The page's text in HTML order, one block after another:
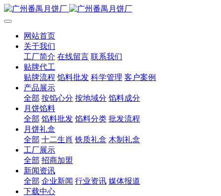
网站首页
关于我们
工厂简介 在线留言 联系我们
贴牌代工
贴牌流程 馅料批发 科学管理 客户案例
产品展示
全部 按馅心分 按地域分 馅料成分
月饼馅料
全部 馅料批发 馅料分类 批发流程
月饼礼盒
全部 十二生肖 铁质礼盒 木制礼盒
工厂展示
全部 招商加盟
新闻资讯
全部 企业新闻 行业资讯 媒体报道
下载中心